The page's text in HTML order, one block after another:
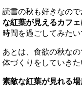
読書の秋も好きなので
な紅葉が見えるカフェ
時間を過ごしてみたい
あとは、食欲の秋な
体づくりをしていきた
素敵な紅葉が見れる